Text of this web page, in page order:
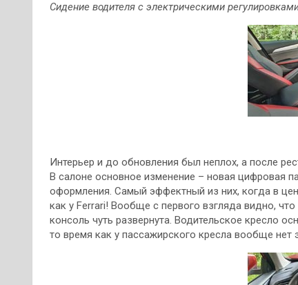
Сидение водителя с электрическими
Интерьер и до обновления был неплох, а после
В салоне основное изменение – новая цифровая
оформления. Самый эффектный из них, когда в
как у Ferrari! Вообще с первого взгляда видно,
консоль чуть развернута. Водительское кресло
то время как у пассажирского кресла вообще нет